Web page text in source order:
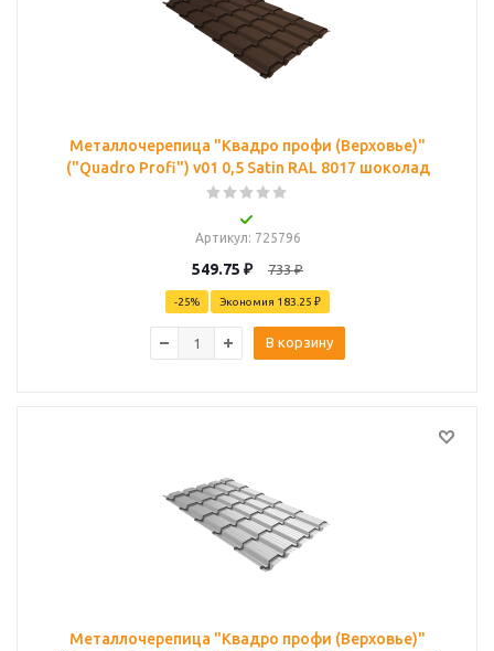
Металлочерепица "Квадро профи (Верховье)"
("Quadro Profi") v01 0,5 Satin RAL 8017 шоколад
Артикул: 725796
549.75 ₽ 733₽
-25% Экономия 183.25 ₽
В корзину
Металлочерепица "Квадро профи (Верховье)"